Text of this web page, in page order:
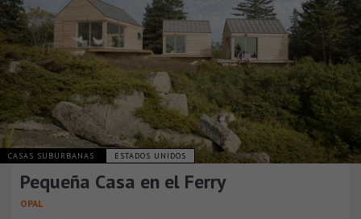
CASAS SUBURBANAS ESTADOS UNIDOS
Pequeña Casa en el Ferry
OPAL